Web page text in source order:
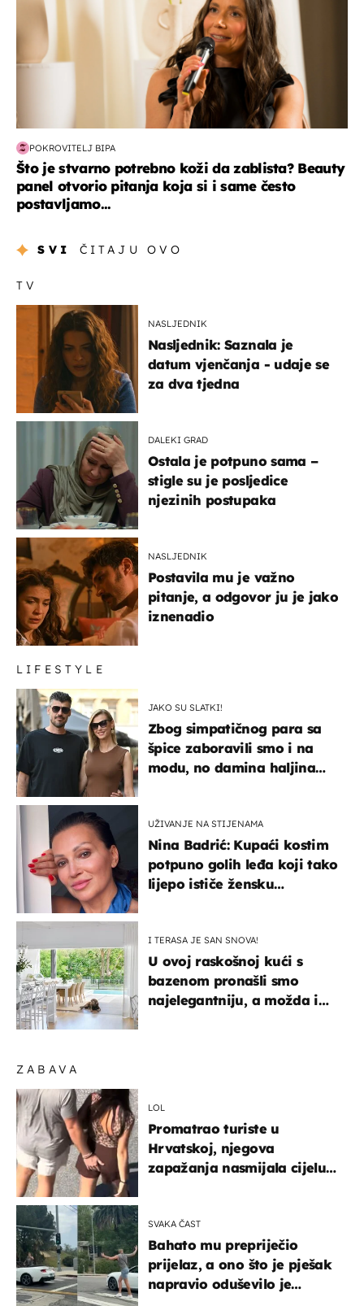
POKROVITELJ BIPA
Što je stvarno potrebno koži da zablista? Beauty
panel otvorio pitanja koja si i same često
postavljamo...
SVI ČITAJU OVO
ZABAVA
LOL
Promatrao turiste u
Hrvatskoj, njegova
zapažanja nasmijala cijelu
SVAKA ČAST
Bahato mu prepriječio
prijelaz, a ono što je pješak
napravio oduševilo je
TV
NASLJEDNIK
Nasljednik: Saznala je
datum vjenčanja - udaje se
za dva tjedna
DALEKI GRAD
Ostala je potpuno sama –
stigle su je posljedice
njezinih postupaka
NASLJEDNIK
Postavila mu je važno
pitanje, a odgovor ju je jako
iznenadio
LIFESTYLE
JAKO SU SLATKI!
Zbog simpatičnog para sa
špice zaboravili smo i na
modu, no damina haljina
UŽIVANJE NA STIJENAMA
Nina Badrić: Kupaći kostim
potpuno golih leđa koji tako
lijepo ističe žensku
I TERASA JE SAN SNOVA!
U ovoj raskošnoj kući s
bazenom pronašli smo
najelegantniju, a možda i